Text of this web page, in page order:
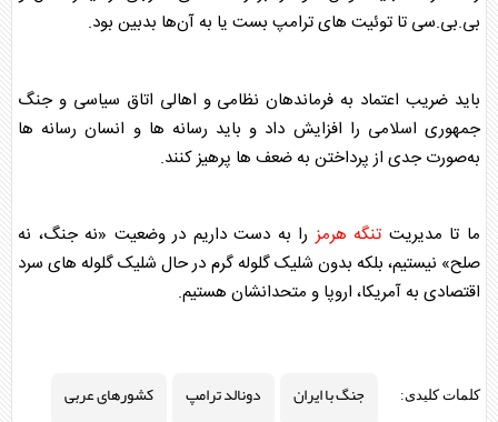
بی.بی.سی تا توئیت های ترامپ بست یا به آن‌ها بدبین بود.
باید ضریب اعتماد به فرماندهان نظامی و اهالی اتاق سیاسی و جنگ
جمهوری اسلامی را افزایش داد و باید رسانه ها و انسان رسانه ها
به‌صورت جدی از پرداختن به ضعف ها پرهیز کنند.
ما تا مدیریت تنگه هرمزرا به دست داریم در وضعیت «نه جنگ، نه
صلح» نیستیم، بلکه بدون شلیک گلوله گرم در حال شلیک گلوله های سرد
اقتصادی به آمریکا، اروپا و متحدانشان هستیم.
کلمات کلیدی: جنگ با ایران دونالد ترامپ کشورهای عربی